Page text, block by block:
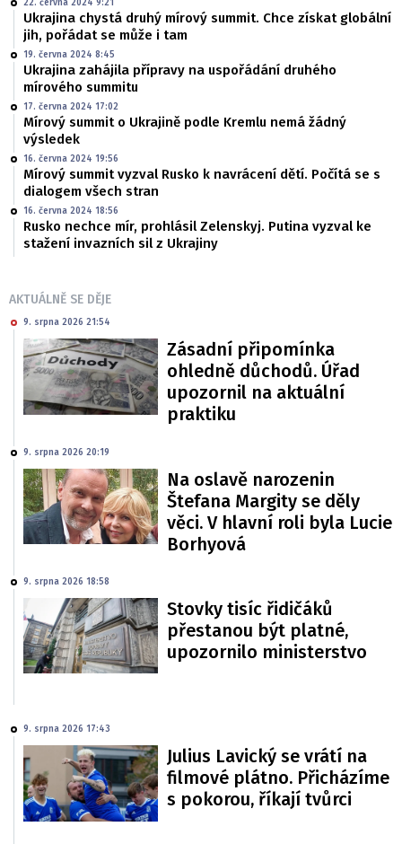
22. června 2024 9:21
Ukrajina chystá druhý mírový summit. Chce získat globální
jih, pořádat se může i tam
19. června 2024 8:45
Ukrajina zahájila přípravy na uspořádání druhého
mírového summitu
17. června 2024 17:02
Mírový summit o Ukrajině podle Kremlu nemá žádný
výsledek
16. června 2024 19:56
Mírový summit vyzval Rusko k navrácení dětí. Počítá se s
dialogem všech stran
16. června 2024 18:56
Rusko nechce mír, prohlásil Zelenskyj. Putina vyzval ke
stažení invazních sil z Ukrajiny
AKTUÁLNĚ SE DĚJE
9. srpna 2026 21:54
Zásadní připomínka
ohledně důchodů. Úřad
upozornil na aktuální
praktiku
9. srpna 2026 20:19
Na oslavě narozenin
Štefana Margity se děly
věci. V hlavní roli byla Lucie
Borhyová
9. srpna 2026 18:58
Stovky tisíc řidičáků
přestanou být platné,
upozornilo ministerstvo
9. srpna 2026 17:43
Julius Lavický se vrátí na
filmové plátno. Přicházíme
s pokorou, říkají tvůrci